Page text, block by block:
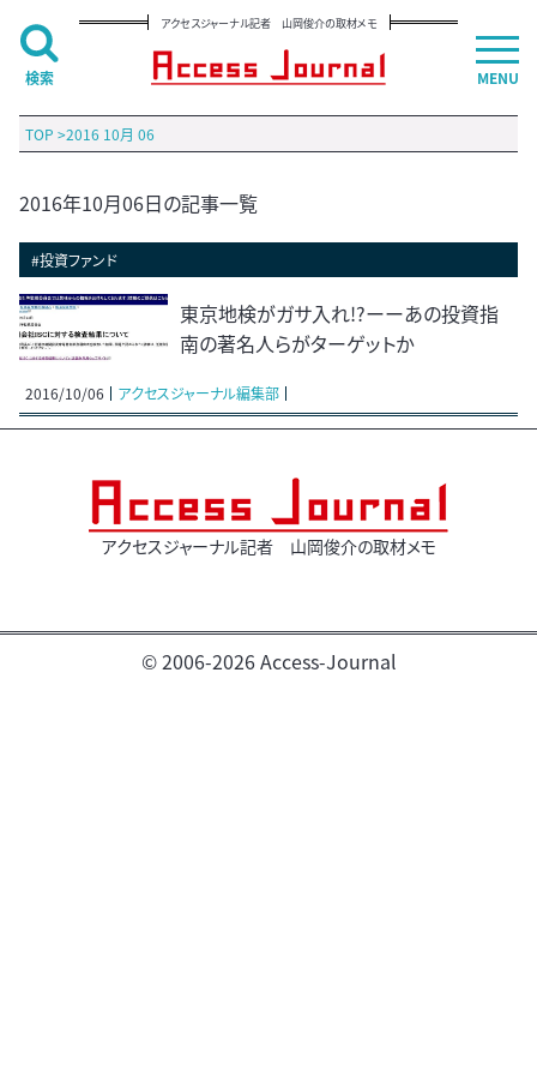
アクセスジャーナル記者 山岡俊介の取材メモ
TOP >2016 10月 06
2016年10月06日の記事一覧
#投資ファンド
東京地検がガサ入れ!?ーーあの投資指
南の著名人らがターゲットか
2016/10/06 アクセスジャーナル編集部
アクセスジャーナル記者 山岡俊介の取材メモ
© 2006-2026 Access-Journal
MENU
検索